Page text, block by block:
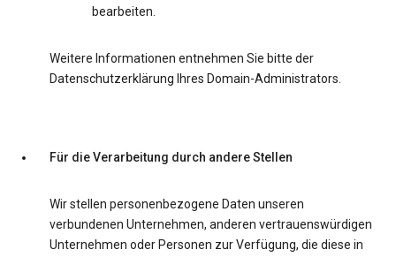
bearbeiten.
Weitere Informationen entnehmen Sie bitte der
Datenschutzerklärung Ihres Domain-Administrators.
Für die Verarbeitung durch andere Stellen
Wir stellen personenbezogene Daten unseren
verbundenen Unternehmen, anderen vertrauenswürdigen
Unternehmen oder Personen zur Verfügung, die diese in